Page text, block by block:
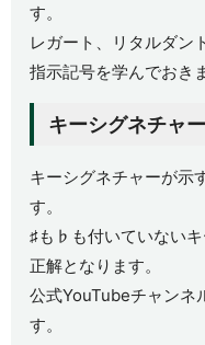
す。
レガート、リタルダン
指示記号を学んでおき
キーシグネチャー
キーシグネチャーが示
す。
♯も♭も付いていない
正解となります。
公式YouTubeチャンネ
す。